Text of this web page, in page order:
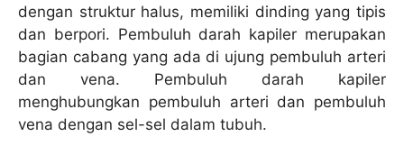
dengan struktur halus, memiliki dinding yang tipis
dan berpori. Pembuluh darah kapiler merupakan
bagian cabang yang ada di ujung pembuluh arteri
dan vena. Pembuluh darah kapiler
menghubungkan pembuluh arteri dan pembuluh
vena dengan sel-sel dalam tubuh.